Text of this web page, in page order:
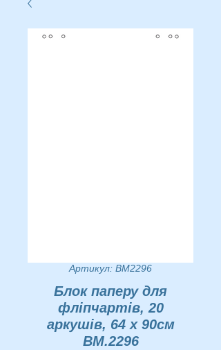
Артикул: BM2296
Блок паперу для
фліпчартів, 20
аркушів, 64 х 90см
BM.2296